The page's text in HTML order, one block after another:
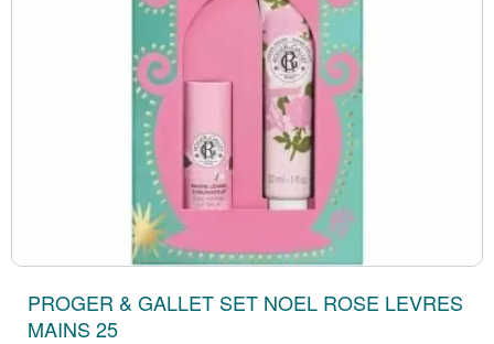
PROGER & GALLET SET NOEL ROSE LEVRES
MAINS 25